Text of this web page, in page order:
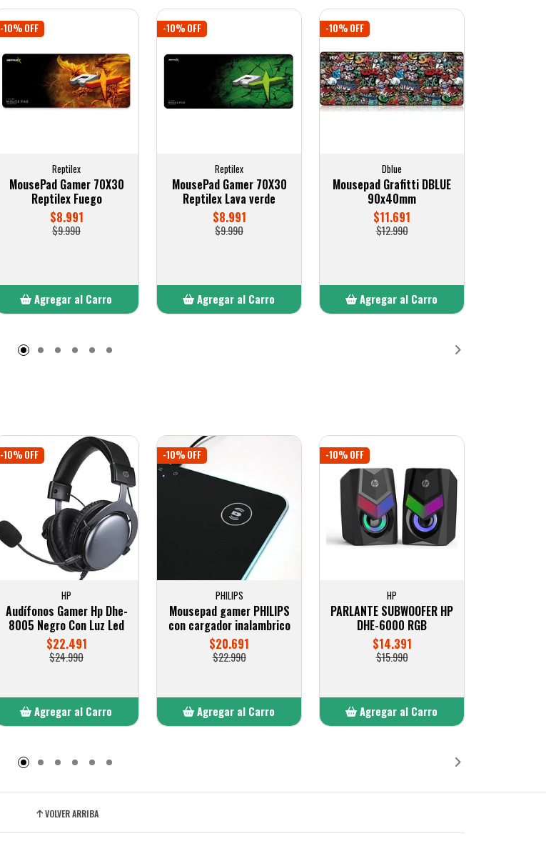
-10% OFF
Reptilex
MousePad Gamer 70X30
Reptilex Fuego
$8.991
$9.990
Agregar al Carro
-10% OFF
Reptilex
MousePad Gamer 70X30
Reptilex Lava verde
$8.991
$9.990
Agregar al Carro
-10% OFF
Dblue
Mousepad Grafitti DBLUE
90x40mm
$11.691
$12.990
Agregar al Carro
-10% OFF
HP
Audífonos Gamer Hp Dhe-
8005 Negro Con Luz Led
$22.491
$24.990
Agregar al Carro
-10% OFF
PHILIPS
Mousepad gamer PHILIPS
con cargador inalambrico
$20.691
$22.990
Agregar al Carro
-10% OFF
HP
PARLANTE SUBWOOFER HP
DHE-6000 RGB
$14.391
$15.990
Agregar al Carro
VOLVER ARRIBA